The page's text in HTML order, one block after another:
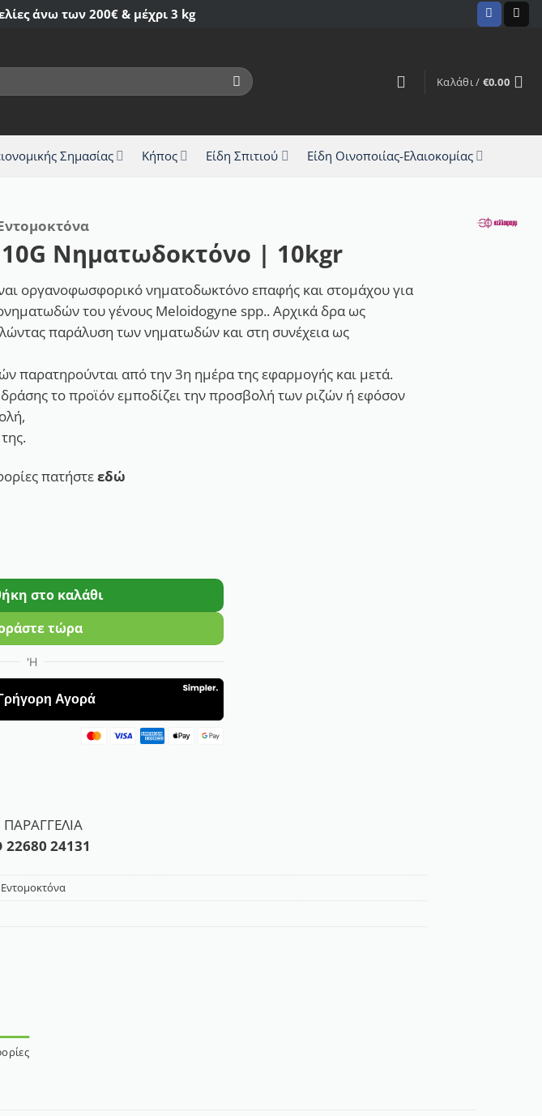
άνω των 200€ & μέχρι 3 kg
Καλάθι / €0.00
Σημασίας Κήπος Είδη Σπιτιού Είδη Οινοποιίας-Ελαιοκομίας
Νηματωδοκτόνο | 10kgr
οργανοφωσφορικό νηματοδωκτόνo επαφής και στομάχου για
του γένους Meloidogyne spp.. Αρχικά δρα ως
παράλυση των νηματωδών και στη συνέχεια ως
παρατηρούνται από την 3η ημέρα της εφαρμογής και μετά.
το προϊόν εμποδίζει την προσβολή των ριζών ή εφόσον
πατήστεεδώ
| 10kgr ποσότητα
στο καλάθι
τώρα
22680 24131
Εντομοκτόνα